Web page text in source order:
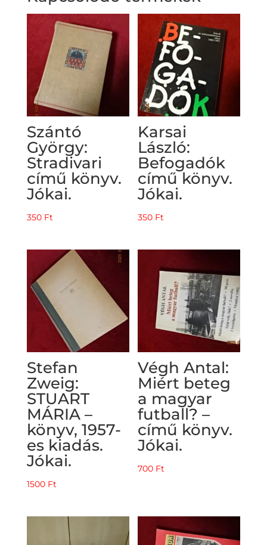
Szántó
György:
Stradivari
című könyv.
Jókai.
350 Ft
Karsai
László:
Befogadók
című könyv.
Jókai.
350 Ft
Stefan
Zweig:
STUART
MÁRIA –
könyv, 1957-
es kiadás.
Jókai.
1500 Ft
Végh Antal:
Miért beteg
a magyar
futball? –
című könyv.
Jókai.
700 Ft